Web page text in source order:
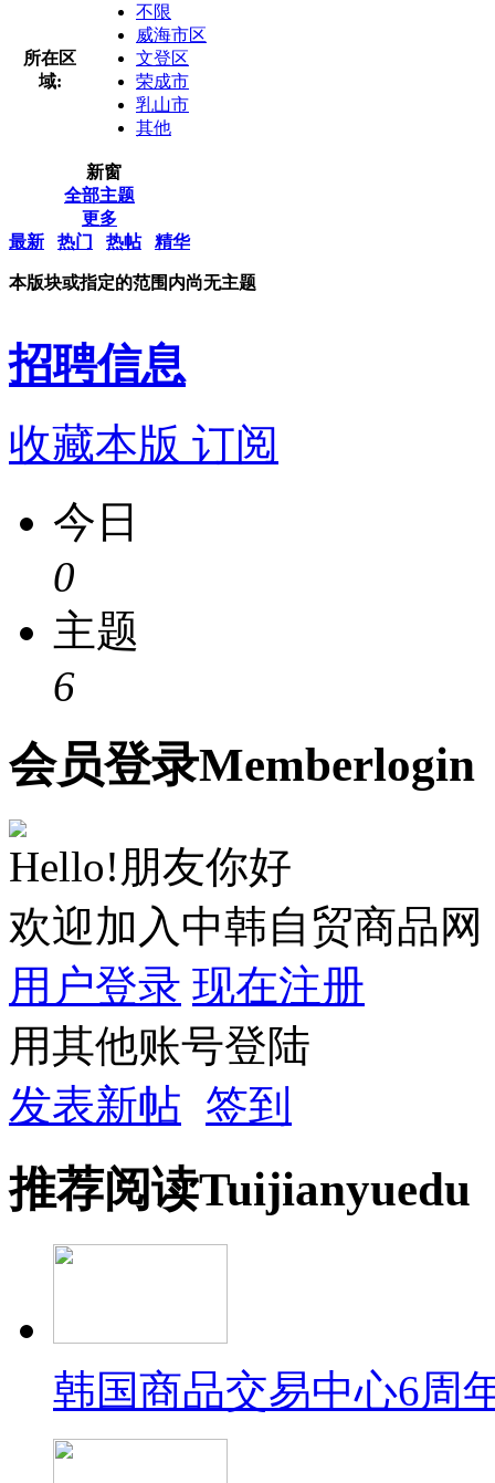
所在区
域:
不限
威海市区
文登区
荣成市
乳山市
其他
新窗
全部主题
更多
最新
热门 热帖 精华
本版块或指定的范围内尚无主题
招聘信息
收藏本版 订阅
今日
0
主题
6
会员登录Memberlogin
Hello!朋友你好
欢迎加入中韩自贸商品网
用户登录 现在注册
用其他账号登陆
发表新帖 签到
推荐阅读Tuijianyuedu
韩国商品交易中心6周